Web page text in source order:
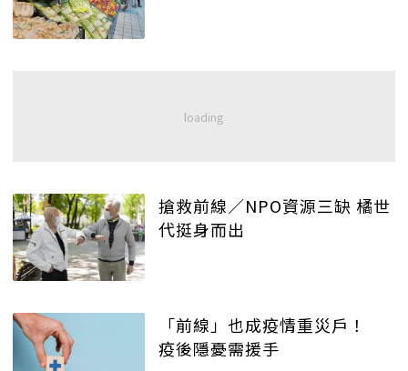
搶救前線／NPO資源三缺 橘世
代挺身而出
「前線」也成疫情重災戶！
疫後隱憂需援手